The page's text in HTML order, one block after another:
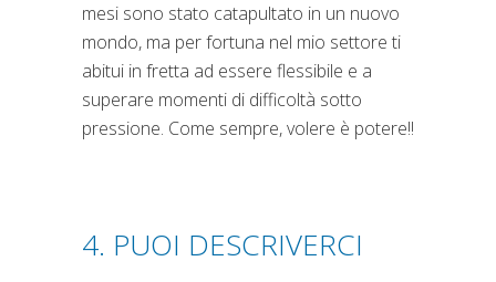
mesi sono stato catapultato in un nuovo
mondo, ma per fortuna nel mio settore ti
abitui in fretta ad essere flessibile e a
superare momenti di difficoltà sotto
pressione. Come sempre, volere è potere!!
4. PUOI DESCRIVERCI